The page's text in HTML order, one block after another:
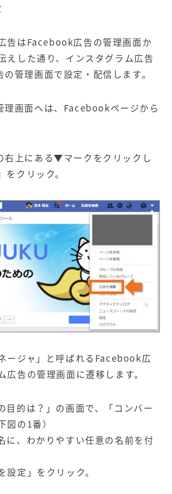
告はFacebook広告の管理画面か
えした通り、インスタグラム広告
管理画面で設定・配信します。
画面へは、Facebookページから
右上にある▼マークをクリックし
クリック。
ージャ」と呼ばれるFacebook広
広告の管理画面に遷移します。
目的は？」の画面で、「コンバー
図の1番）
に、わかりやすい任意の名前を付
設定」をクリック。